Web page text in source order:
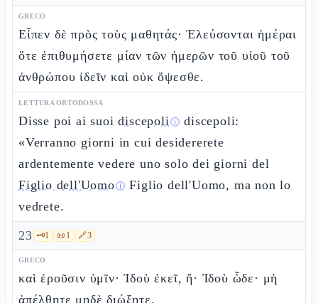
GRECO
Εἶπεν δὲ πρὸς τοὺς μαθητάς· Ἐλεύσονται ἡμέραι
ὅτε ἐπιθυμήσετε μίαν τῶν ἡμερῶν τοῦ υἱοῦ τοῦ
ἀνθρώπου ἰδεῖν καὶ οὐκ ὄψεσθε.
LETTURA ORTODOSSA
Disse poi ai suoidiscepoliⓘ discepoli:
«Verranno giorni in cui desidererete
ardentemente vedere uno solo dei giorni del
Figlio dell'Uomoⓘ Figlio dell'Uomo, ma non lo
vedrete.
23 🗝️1 📜1 🔗3
GRECO
καὶ ἐροῦσιν ὑμῖν· Ἰδοὺ ἐκεῖ, ἤ· Ἰδοὺ ὧδε· μὴ
ἀπέλθητε μηδὲ διώξητε.